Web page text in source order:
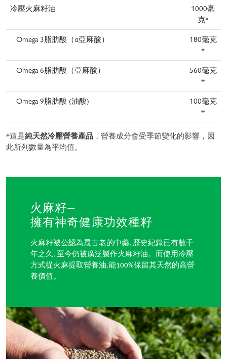
冷壓火麻籽油
1000毫
克*
Omega 3脂肪酸（α亞麻酸）
180毫克
*
Omega 6脂肪酸（亞麻酸）
560毫克
*
Omega 9脂肪酸 (油酸)
100毫克
*
*這是純天然冷壓營養產品 ，營養成分會受季節變化的影響，因
此所列數量為平均值。
火麻籽—
擁有神奇健康功效種籽
火麻籽被公認為最古老的中藥, 歷史紀錄已有數千
年之久, 至今仍被廣泛製作火麻籽油。而使用冷壓
方式從火麻提取營養油,能100%保留其天然的高營
養價值。